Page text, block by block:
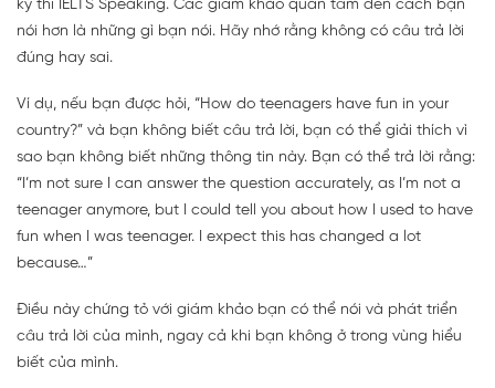
kỳ thi IELTS Speaking. Các giám khảo quan tâm đến cách bạn
nói hơn là những gì bạn nói. Hãy nhớ rằng không có câu trả lời
đúng hay sai.
Ví dụ, nếu bạn được hỏi, “How do teenagers have fun in your
country?” và bạn không biết câu trả lời, bạn có thể giải thích vì
sao bạn không biết những thông tin này. Bạn có thể trả lời rằng:
“I’m not sure I can answer the question accurately, as I’m not a
teenager anymore, but I could tell you about how I used to have
fun when I was teenager. I expect this has changed a lot
because…”
Điều này chứng tỏ với giám khảo bạn có thể nói và phát triển
câu trả lời của mình, ngay cả khi bạn không ở trong vùng hiểu
biết của mình.